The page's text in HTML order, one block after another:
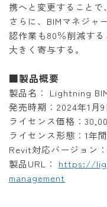
携へと変更することで
さらに、BIMマネジャ
認作業も80％削減す
大きく寄与する。
■製品概要
製品名： Lightning
発売時期：2024年1月
ライセンス価格：
ライセンス形態：1年
Revit対応バージョン
製品URL： https://
management